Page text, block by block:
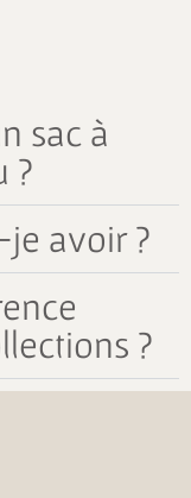
sac à
?
avoir ?
?